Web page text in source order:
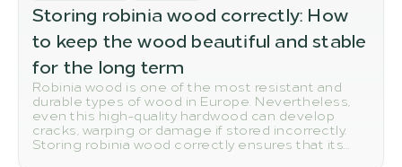
Storing robinia wood correctly: How
to keep the wood beautiful and stable
for the long term
Robinia wood is one of the most resistant and
durable types of wood in Europe. Nevertheless,
even this high-quality hardwood can develop
cracks, warping or damage if stored incorrectly.
Storing robinia wood correctly ensures that its
natural quality and durability are preserved in the